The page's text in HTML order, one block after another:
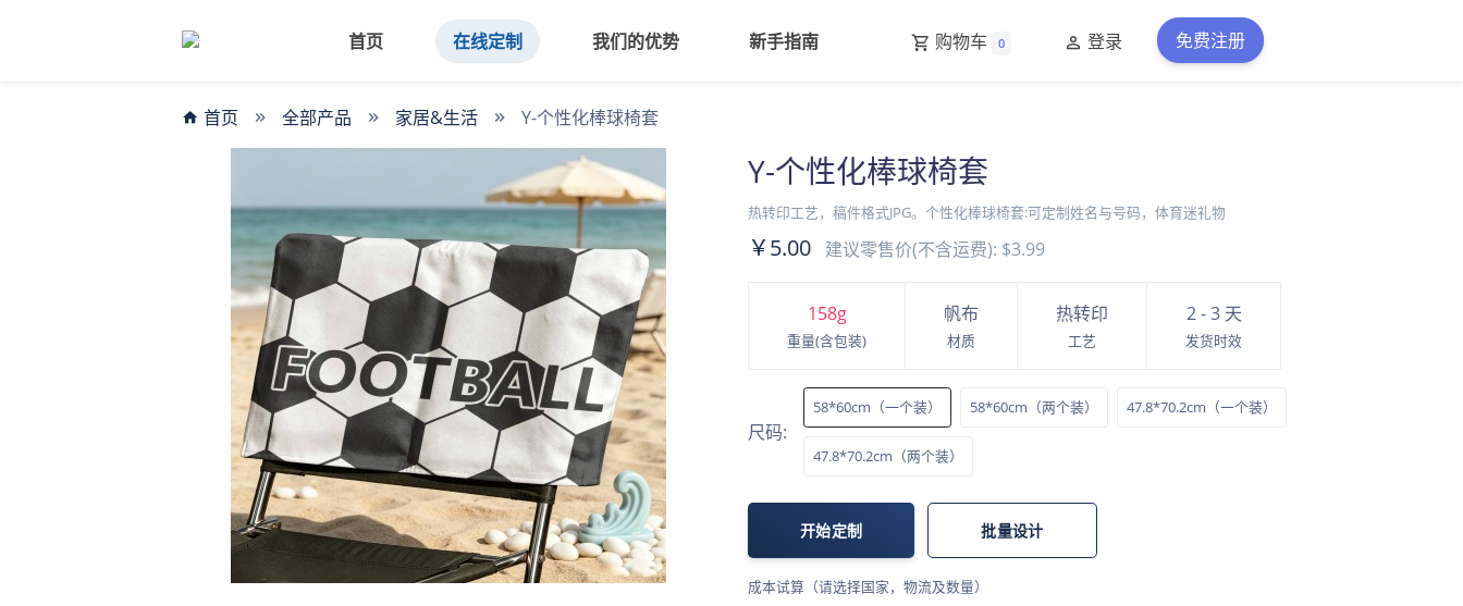
首页 在线定制 我们的优势 新手指南 购物车 0 登录 免费注册
首页 全部产品 家居&生活 Y-个性化棒球椅套
Y-个性化棒球椅套
热转印工艺，稿件格式JPG。个性化棒球椅套:可定制姓名与号码，体育迷礼物
￥5.00 建议零售价(不含运费): $3.99
158g
重量(含包装)
帆布
材质
热转印
工艺
2 - 3 天
发货时效
尺码:
58*60cm（一个装） 58*60cm（两个装） 47.8*70.2cm（一个装）
47.8*70.2cm（两个装）
开始定制 批量设计
成本试算（请选择国家，物流及数量）